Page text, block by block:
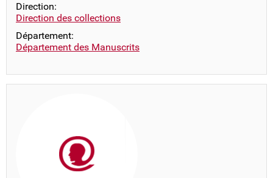
Direction:
Direction des collections
Département:
Département des Manuscrits